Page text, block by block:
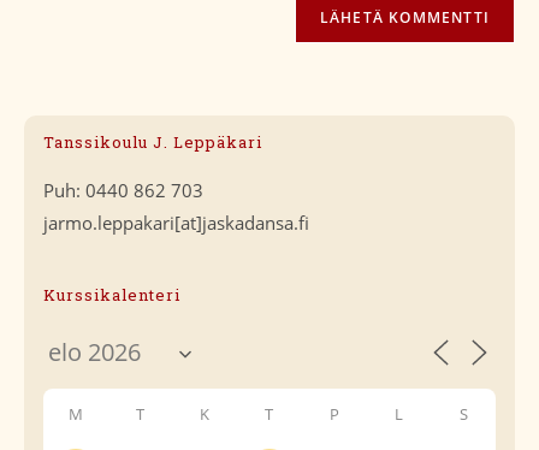
Tanssikoulu J. Leppäkari
Puh: 0440 862 703
jarmo.leppakari[at]jaskadansa.fi
Kurssikalenteri
M T K T P L S